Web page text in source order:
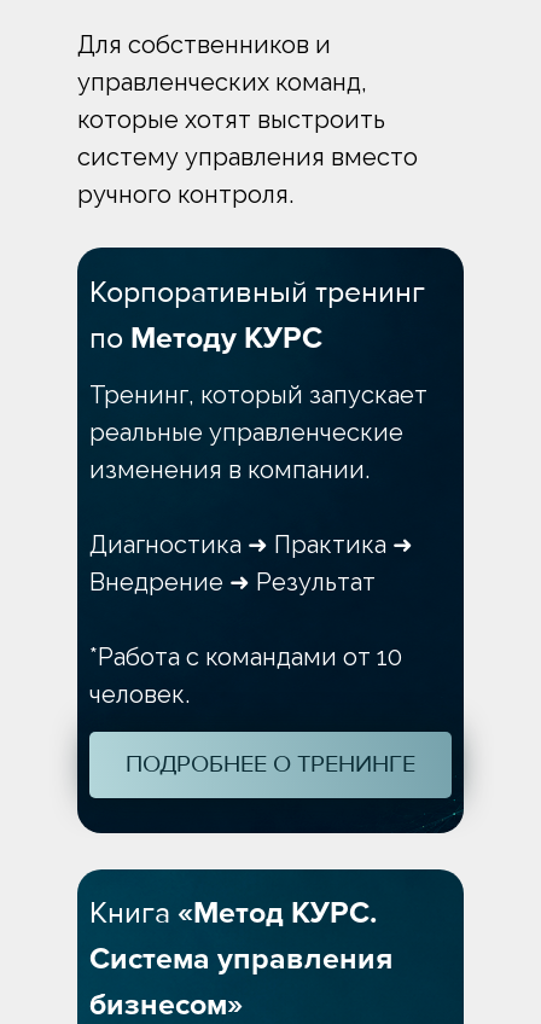
Для собственников и
управленческих команд,
которые хотят выстроить
систему управления вместо
ручного контроля.
Корпоративный тренинг
по Методу КУРС
Книга «Метод КУРС.
Система управления
бизнесом»
ПОДРОБНЕЕ О ТРЕНИНГЕ
Тренинг, который запускает
реальные управленческие
изменения в компании.
Диагностика ➜ Практика ➜
Внедрение ➜ Результат
*Работа с командами от 10
человек.